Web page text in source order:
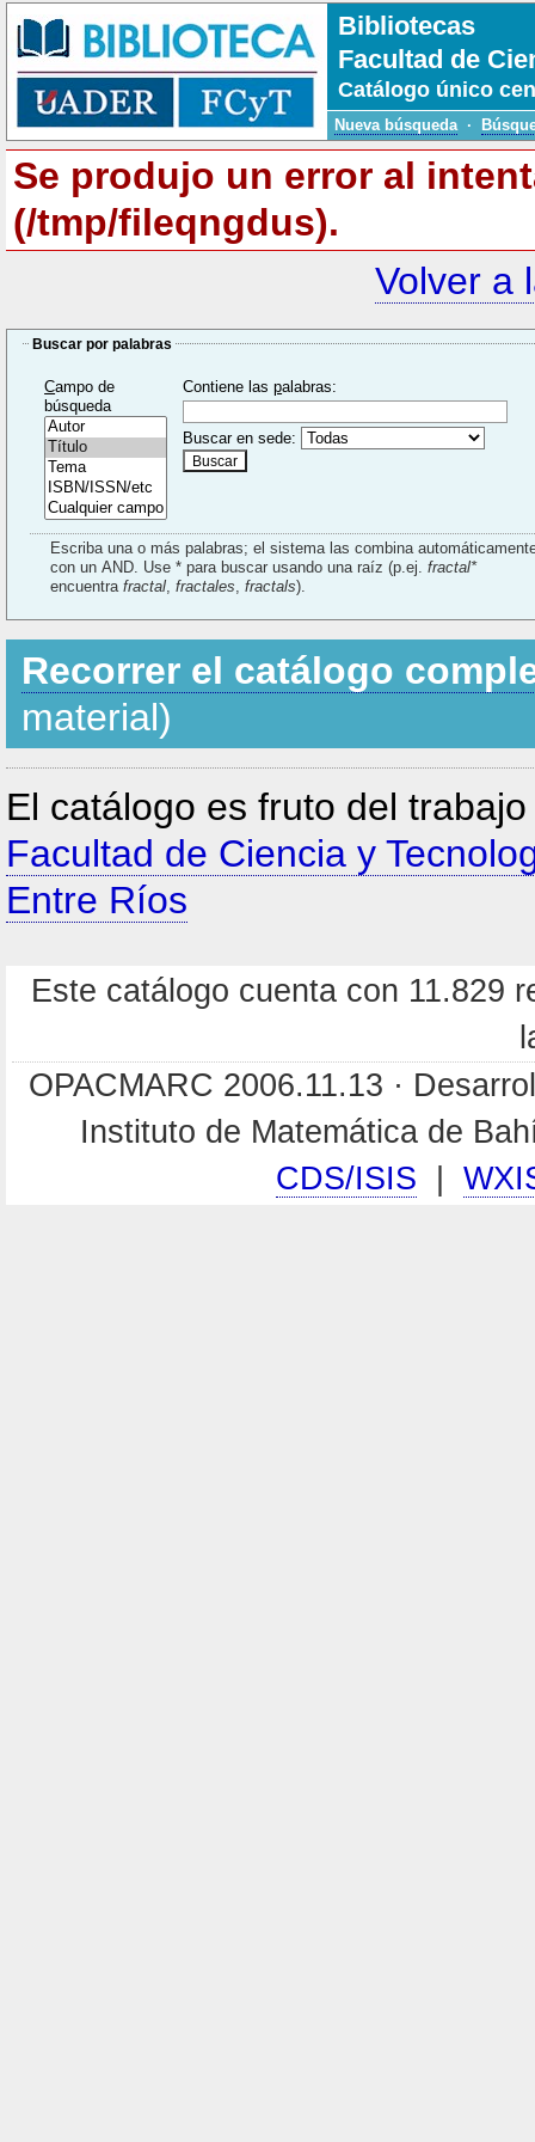
Bibliotecas
Facultad de
Catálogo único
Nueva búsqueda ·
Se produjo un error al
(/tmp/fileqngdus).
Volver a
Buscar por palabras
Campo de
búsqueda
Contiene laspalabras:
Buscar en sede:
Escriba una o más palabras; el sistema las combina
con un AND. Use * para buscar usando una raíz (p.ej.fractal*
encuentrafractal ,fractales ,fractals).
Recorrer el catálogo
material)
El catálogo es fruto del
Facultad de Ciencia y
Entre Ríos
Este catálogo cuenta con 11.829
OPACMARC 2006.11.13 ·
Instituto de Matemática de
CDS/ISIS